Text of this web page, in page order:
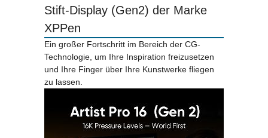
Stift-Display (Gen2) der Marke
XPPen
Ein großer Fortschritt im Bereich der CG-
Technologie, um Ihre Inspiration freizusetzen
und Ihre Finger über Ihre Kunstwerke fliegen
zu lassen.